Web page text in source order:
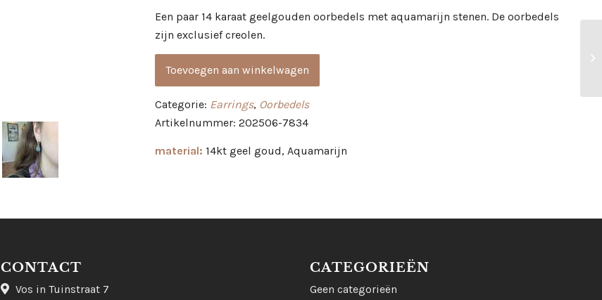
Een paar 14 karaat geelgouden oorbedels met aquamarijn stenen. De oorbedels
zijn exclusief creolen.
Toevoegen aan winkelwagen
Categorie: Earrings, Oorbedels
Artikelnummer: 202506-7834
material: 14kt geel goud, Aquamarijn
CONTACT
Vos in Tuinstraat 7
CATEGORIEËN
Geen categorieën